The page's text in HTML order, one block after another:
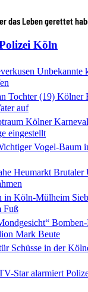
das Leben gerettet
Köln
Unbekannte
Tochter (19) Kölner
auf
Kölner
eingestellt
Vogel-Baum
Heumarkt Brutaler
in Köln-Mülheim
Fuß
Mark Beute
Schüsse in der
Star alarmiert